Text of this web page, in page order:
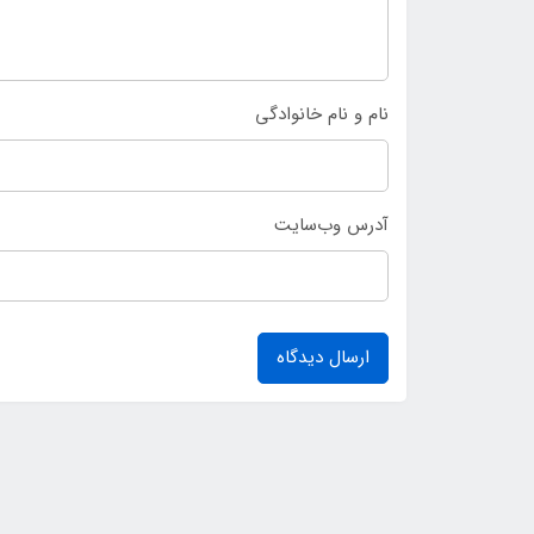
نام و نام خانوادگی
آدرس وب‌سایت
ارسال دیدگاه